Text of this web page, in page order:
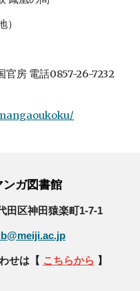
）
官房 電話0857-26-7232
ガ図書館
田区神田猿楽町1-7-1
せは【 こちらから 】